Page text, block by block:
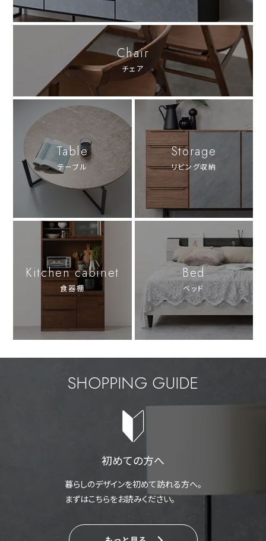
Chair
チェア
Table
テーブル
Storage
リビング収納
Kitchen cabinet
食器棚
Bed
ベッド
SHOPPING GUIDE
初めての方へ
暮らしのデザインを初めて訪れる方へ。
まずはこちらをお読みください。